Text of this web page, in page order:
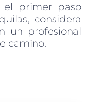
el primer paso
considera
un profesional
camino.